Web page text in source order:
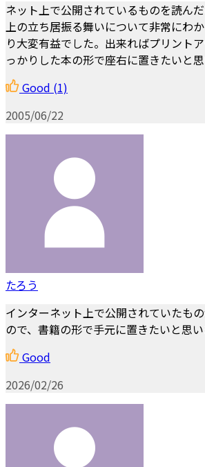
ネット上で公開されているものを読ん
上の立ち居振る舞いについて非常にわ
り大変有益でした。出来ればプリント
っかりした本の形で座右に置きたいと思
Good (1)
2005/06/22
たろう
インターネット上で公開されていたも
ので、書籍の形で手元に置きたいと思い
Good
2026/02/26